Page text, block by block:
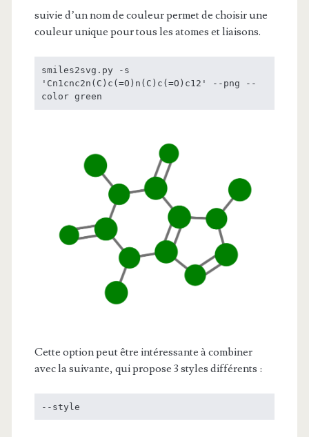
suivie d’un nom de couleur permet de choisir une
couleur unique pour tous les atomes et liaisons.
smiles2svg.py -s
'Cn1cnc2n(C)c(=O)n(C)c(=O)c12' --png --
color green
Cette option peut être intéressante à combiner
avec la suivante, qui propose 3 styles différents :
--style